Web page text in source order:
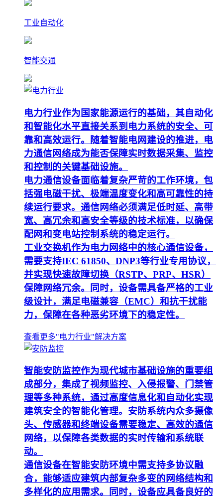
工业自动化
智能交通
电力行业作为国家能源运行的基础，其自动化
和智能化水平直接关系到电力系统的安全、可
靠和高效运行。随着智能电网建设的推进，电
力通信网络成为能否保障实时数据采集、监控
和控制的关键基础设施。
电力通信设备面临着复杂严苛的工作环境，包
括强电磁干扰、极端温度变化和高可靠性的持
续运行要求。通信网络必须满足低时延、高带
宽、高冗余和高安全等级的技术标准，以确保
配网和变电站控制系统的稳定运行。
工业交换机作为电力网络中的核心通信设备，
需要支持IEC 61850、DNP3等行业专用协议，
并实现快速故障切换（RSTP、PRP、HSR）
保障网络冗余。同时，设备需具备严格的工业
级设计，满足电磁兼容（EMC）和抗干扰能
力，保障在各种恶劣环境下的稳定性。
查看更多"电力行业"解决方案
智能安防监控作为现代城市基础设施的重要组
成部分，集成了视频监控、入侵报警、门禁管
理等多种系统，通过高度信息化和自动化实现
建筑安全的智能化管理。安防系统内众多摄像
头、传感器和终端设备需要稳定、高效的通信
网络，以保障各类数据的实时传输和系统联
动。
通信设备在智能安防环境中需支持多协议融
合，能够适应建筑内部复杂多变的网络结构和
多样化的应用需求。同时，设备应具备良好的